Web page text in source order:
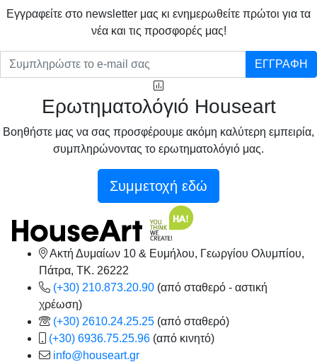
Eγγραφείτε στο newsletter μας κι ενημερωθείτε πρώτοι για τα
νέα και τις προσφορές μας!
ΕΓΓΡΑΦΗ
Ερωτηματολόγιό Houseart
Βοηθήστε μας να σας προσφέρουμε ακόμη καλύτερη εμπειρία,
συμπληρώνοντας το ερωτηματολόγιό μας.
Συμμετοχή εδώ
Ακτή Δυμαίων 10 & Ευμήλου, Γεωργίου Ολυμπίου,
Πάτρα, TK. 26222
(+30) 210.873.20.90 (από σταθερό - αστική
χρέωση)
(+30) 2610.24.25.25 (από σταθερό)
(+30) 6936.75.25.96 (από κινητό)
info@houseart.gr